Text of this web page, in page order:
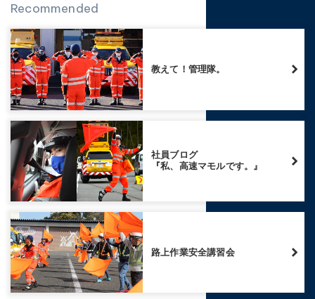
Recommended
教えて！管理隊。
社員ブログ
『私、高速マモルです。』
路上作業安全講習会